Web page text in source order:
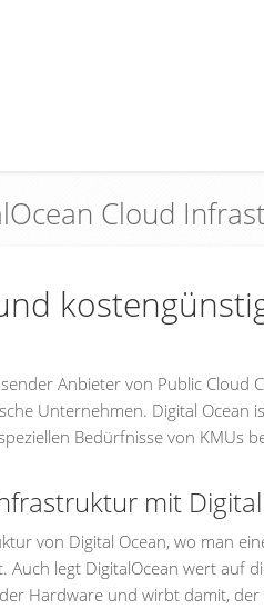
Cloud
Anbieter von Public
Unternehmen. Digital Ocean
Bedürfnisse von KMUs
mit
von Digital Ocean, wo man
Auch legt DigitalOcean wert auf
Hardware und wirbt damit,